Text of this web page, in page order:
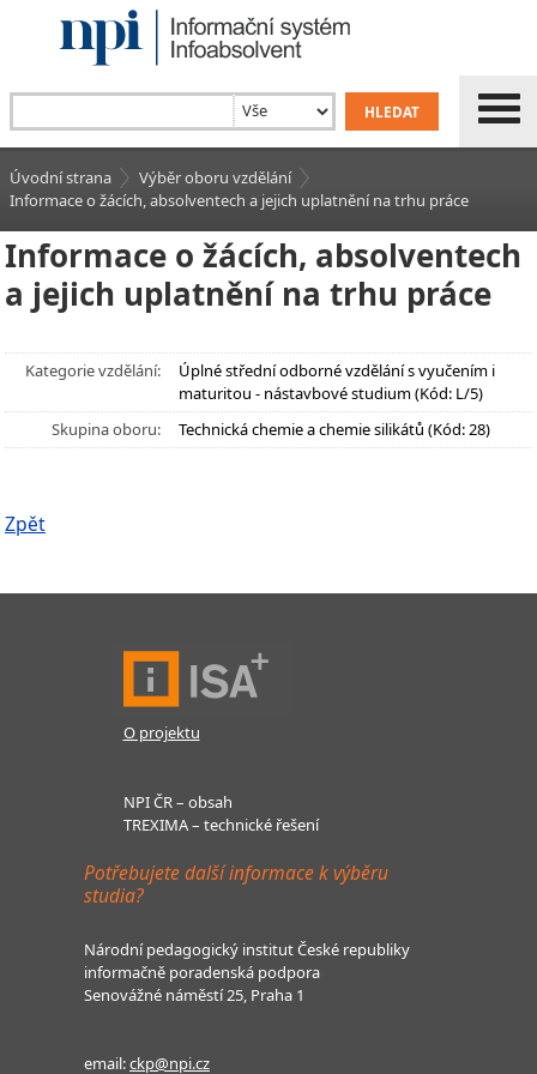
Úvodní strana
Výběr oboru vzdělání
Informace o žácích, absolventech a jejich uplatnění na trhu práce
Informace o žácích, absolventech
a jejich uplatnění na trhu práce
Kategorie vzdělání:
Úplné střední odborné vzdělání s vyučením i
maturitou - nástavbové studium (Kód: L/5)
Skupina oboru:
Technická chemie a chemie silikátů (Kód: 28)
Zpět
O projektu
NPI ČR – obsah
TREXIMA – technické řešení
Potřebujete další informace k výběru
studia?
Národní pedagogický institut České republiky
informačně poradenská podpora
Senovážné náměstí 25, Praha 1
email:ckp@npi.cz